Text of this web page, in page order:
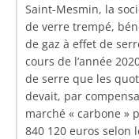
Saint-Mesmin, la
de verre trempé,
de gaz à effet de
cours de l’année
de serre que les
devait, par
marché « carbone »
840 120 euros selon